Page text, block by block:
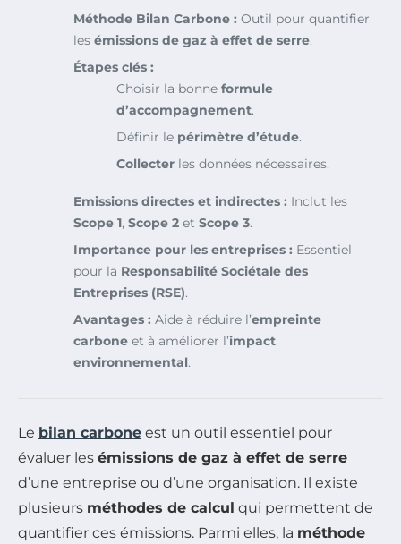
Méthode Bilan Carbone : Outil pour quantifier
les émissions de gaz à effet de serre.
Étapes clés :
Choisir la bonne formule
d’accompagnement.
Définir le périmètre d’étude.
Collecter les données nécessaires.
Emissions directes et indirectes : Inclut les
Scope 1, Scope 2 et Scope 3.
Importance pour les entreprises : Essentiel
pour la Responsabilité Sociétale des
Entreprises (RSE).
Avantages : Aide à réduire l’empreinte
carbone et à améliorer l’impact
environnemental.
Le bilan carbone est un outil essentiel pour
évaluer les émissions de gaz à effet de serre
d’une entreprise ou d’une organisation. Il existe
plusieurs méthodes de calcul qui permettent de
quantifier ces émissions. Parmi elles, la méthode